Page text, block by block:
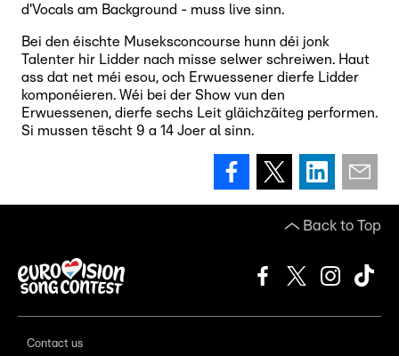
d'Vocals am Background - muss live sinn.
Bei den éischte Museksconcourse hunn déi jonk
Talenter hir Lidder nach misse selwer schreiwen. Haut
ass dat net méi esou, och Erwuessener dierfe Lidder
komponéieren. Wéi bei der Show vun den
Erwuessenen, dierfe sechs Leit gläichzäiteg performen.
Si mussen tëscht 9 a 14 Joer al sinn.
Back to Top
Contact us